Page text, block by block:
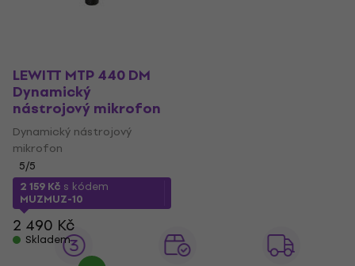
LEWITT MTP 440 DM
Dynamický
nástrojový mikrofon
Dynamický nástrojový
mikrofon
5/5
2 159 Kč s kódem
MUZMUZ-10
2 490 Kč
Skladem